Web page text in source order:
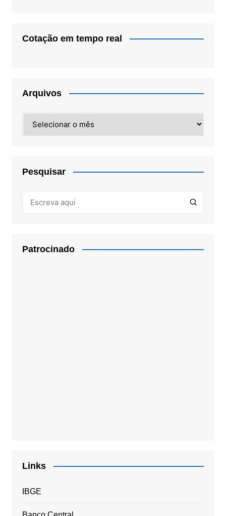
Cotação em tempo real
Arquivos
Pesquisar
Patrocinado
Links
IBGE